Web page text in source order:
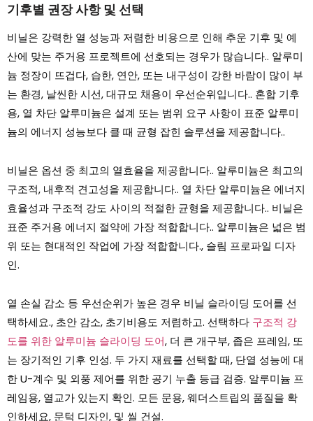
기후별 권장 사항 및 선택
비닐은 강력한 열 성능과 저렴한 비용으로 인해 추운 기후 및 예
산에 맞는 주거용 프로젝트에 선호되는 경우가 많습니다.. 알루미
늄 정장이 뜨겁다, 습한, 연안, 또는 내구성이 강한 바람이 많이 부
는 환경, 날씬한 시선, 대규모 채용이 우선순위입니다.. 혼합 기후
용, 열 차단 알루미늄은 설계 또는 범위 요구 사항이 표준 알루미
늄의 에너지 성능보다 클 때 균형 잡힌 솔루션을 제공합니다..
비닐은 옵션 중 최고의 열효율을 제공합니다.. 알루미늄은 최고의
구조적, 내후적 견고성을 제공합니다.. 열 차단 알루미늄은 에너지
효율성과 구조적 강도 사이의 적절한 균형을 제공합니다.. 비닐은
표준 주거용 에너지 절약에 가장 적합합니다.. 알루미늄은 넓은 범
위 또는 현대적인 작업에 가장 적합합니다., 슬림 프로파일 디자
인.
열 손실 감소 등 우선순위가 높은 경우 비닐 슬라이딩 도어를 선
택하세요., 초안 감소, 초기비용도 저렴하고. 선택하다 구조적 강
도를 위한 알루미늄 슬라이딩 도어, 더 큰 개구부, 좁은 프레임, 또
는 장기적인 기후 인성. 두 가지 재료를 선택할 때, 단열 성능에 대
한 U-계수 및 외풍 제어를 위한 공기 누출 등급 검증. 알루미늄 프
레임용, 열교가 있는지 확인. 모든 문용, 웨더스트립의 품질을 확
인하세요, 문턱 디자인, 및 씰 건설.